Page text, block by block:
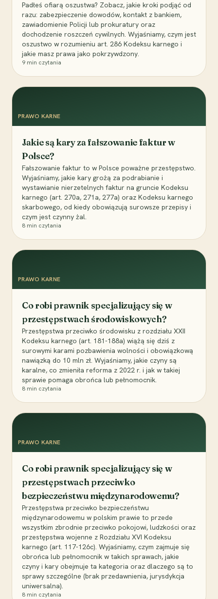
Padłeś ofiarą oszustwa? Zobacz, jakie kroki podjąć od
razu: zabezpieczenie dowodów, kontakt z bankiem,
zawiadomienie Policji lub prokuratury oraz
dochodzenie roszczeń cywilnych. Wyjaśniamy, czym jest
oszustwo w rozumieniu art. 286 Kodeksu karnego i
jakie masz prawa jako pokrzywdzony.
9 min czytania
PRAWO KARNE
Jakie są kary za fałszowanie faktur w
Polsce?
Fałszowanie faktur to w Polsce poważne przestępstwo.
Wyjaśniamy, jakie kary grożą za podrabianie i
wystawianie nierzetelnych faktur na gruncie Kodeksu
karnego (art. 270a, 271a, 277a) oraz Kodeksu karnego
skarbowego, od kiedy obowiązują surowsze przepisy i
czym jest czynny żal.
8 min czytania
PRAWO KARNE
Co robi prawnik specjalizujący się w
przestępstwach środowiskowych?
Przestępstwa przeciwko środowisku z rozdziału XXII
Kodeksu karnego (art. 181-188a) wiążą się dziś z
surowymi karami pozbawienia wolności i obowiązkową
nawiązką do 10 mln zł. Wyjaśniamy, jakie czyny są
karalne, co zmieniła reforma z 2022 r. i jak w takiej
sprawie pomaga obrońca lub pełnomocnik.
8 min czytania
PRAWO KARNE
Co robi prawnik specjalizujący się w
przestępstwach przeciwko
bezpieczeństwu międzynarodowemu?
Przestępstwa przeciwko bezpieczeństwu
międzynarodowemu w polskim prawie to przede
wszystkim zbrodnie przeciwko pokojowi, ludzkości oraz
przestępstwa wojenne z Rozdziału XVI Kodeksu
karnego (art. 117-126c). Wyjaśniamy, czym zajmuje się
obrońca lub pełnomocnik w takich sprawach, jakie
czyny i kary obejmuje ta kategoria oraz dlaczego są to
sprawy szczególne (brak przedawnienia, jurysdykcja
uniwersalna).
8 min czytania